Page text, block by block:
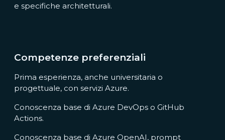
e specifiche architetturali.
Competenze preferenziali
Prima esperienza, anche universitaria o
progettuale, con servizi Azure.
Conoscenza base di Azure DevOps o GitHub
Actions.
Conoscenza base di Azure OpenAI, prompt